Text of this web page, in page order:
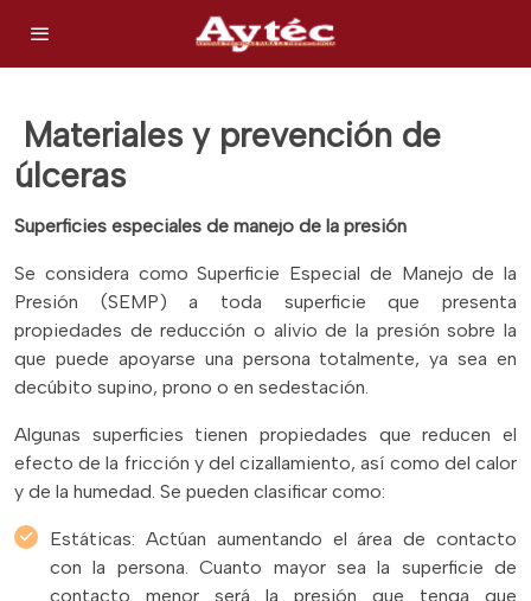
Materiales y prevención de
úlceras
Superficies especiales de manejo de la presión
Se considera como Superficie Especial de Manejo de la
Presión (SEMP) a toda superficie que presenta
propiedades de reducción o alivio de la presión sobre la
que puede apoyarse una persona totalmente, ya sea en
decúbito supino, prono o en sedestación.
Algunas superficies tienen propiedades que reducen el
efecto de la fricción y del cizallamiento, así como del calor
y de la humedad. Se pueden clasificar como:
Estáticas: Actúan aumentando el área de contacto
con la persona. Cuanto mayor sea la superficie de
contacto menor será la presión que tenga que